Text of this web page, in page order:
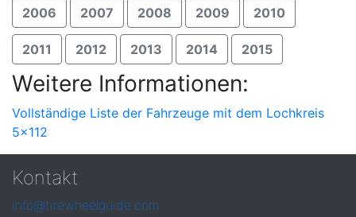
2006 2007 2008 2009 2010
2011 2012 2013 2014 2015
Weitere Informationen:
Vollständige Liste der Fahrzeuge mit dem Lochkreis
5x112
Kontakt
info@tirewheelguide.com